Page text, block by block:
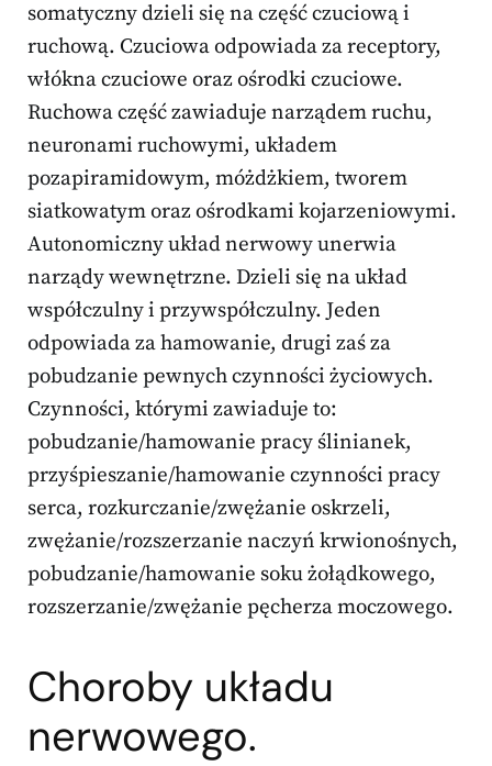
somatyczny dzieli się na część czuciową i
ruchową. Czuciowa odpowiada za receptory,
włókna czuciowe oraz ośrodki czuciowe.
Ruchowa część zawiaduje narządem ruchu,
neuronami ruchowymi, układem
pozapiramidowym, móżdżkiem, tworem
siatkowatym oraz ośrodkami kojarzeniowymi.
Autonomiczny układ nerwowy unerwia
narządy wewnętrzne. Dzieli się na układ
współczulny i przywspółczulny. Jeden
odpowiada za hamowanie, drugi zaś za
pobudzanie pewnych czynności życiowych.
Czynności, którymi zawiaduje to:
pobudzanie/hamowanie pracy ślinianek,
przyśpieszanie/hamowanie czynności pracy
serca, rozkurczanie/zwężanie oskrzeli,
zwężanie/rozszerzanie naczyń krwionośnych,
pobudzanie/hamowanie soku żołądkowego,
rozszerzanie/zwężanie pęcherza moczowego.
Choroby układu
nerwowego.